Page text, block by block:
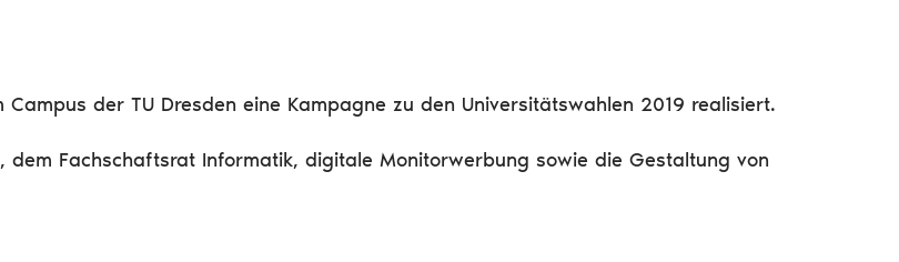
der TU Dresden eine Kampagne zu den Universitätswahlen 2019 realisiert.
Fachschaftsrat Informatik, digitale Monitorwerbung sowie die Gestaltung von